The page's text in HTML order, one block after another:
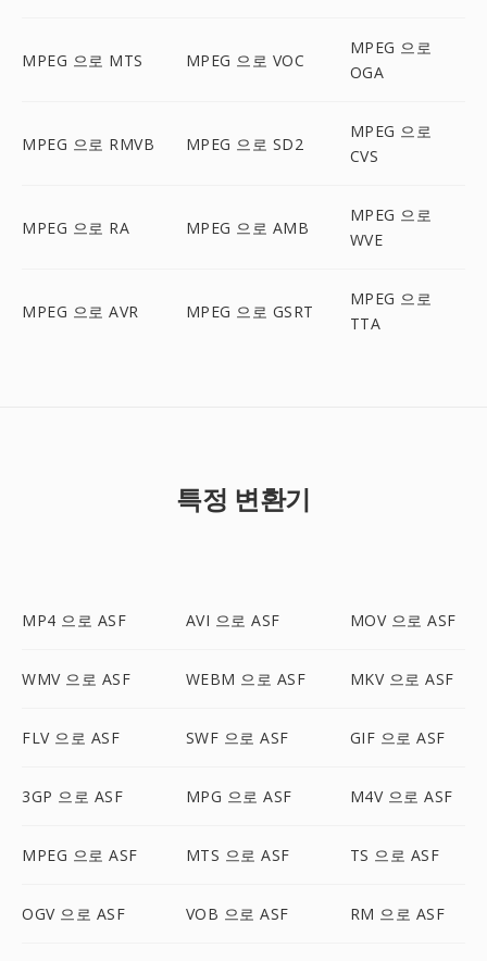
MPEG 으로 MTS MPEG 으로 VOC
MPEG 으로
OGA
MPEG 으로 RMVB MPEG 으로 SD2
MPEG 으로
CVS
MPEG 으로 RA MPEG 으로 AMB
MPEG 으로
WVE
MPEG 으로 AVR MPEG 으로 GSRT
MPEG 으로
TTA
특정 변환기
MP4 으로 ASF AVI 으로 ASF MOV 으로 ASF
WMV 으로 ASF WEBM 으로 ASF MKV 으로 ASF
FLV 으로 ASF SWF 으로 ASF GIF 으로 ASF
3GP 으로 ASF MPG 으로 ASF M4V 으로 ASF
MPEG 으로 ASF MTS 으로 ASF TS 으로 ASF
OGV 으로 ASF VOB 으로 ASF RM 으로 ASF